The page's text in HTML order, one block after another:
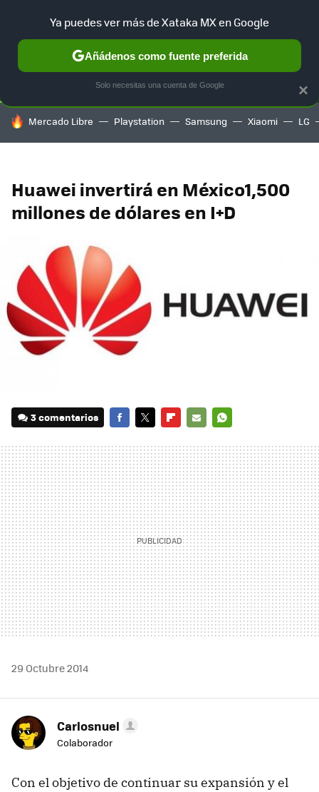
SELECCIÓN GAMING HOME AUTO TERRITORIO
HOY SE HABLA DE
Mercado Libre Playstation Samsung Xiaomi LG
Huawei invertirá en México1,500
millones de dólares en I+D
3 comentarios
MAIL
29 Octubre 2014
Carlosnuel
Colaborador
Con el objetivo de continuar su expansión y el
×
Ya puedes ver más de Xataka MX en Google
Añádenos como fuente preferida
Solo necesitas una cuenta de Google